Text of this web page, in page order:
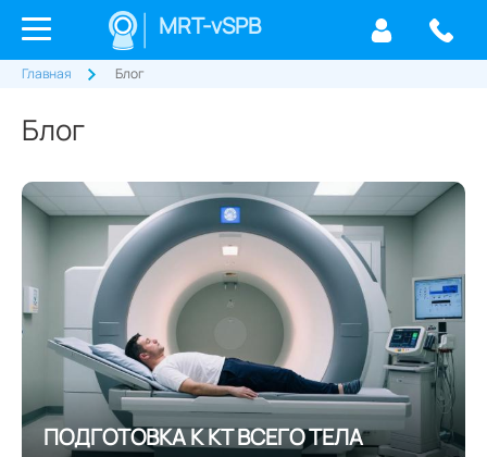
MRT-vSPB
Главная Блог
Блог